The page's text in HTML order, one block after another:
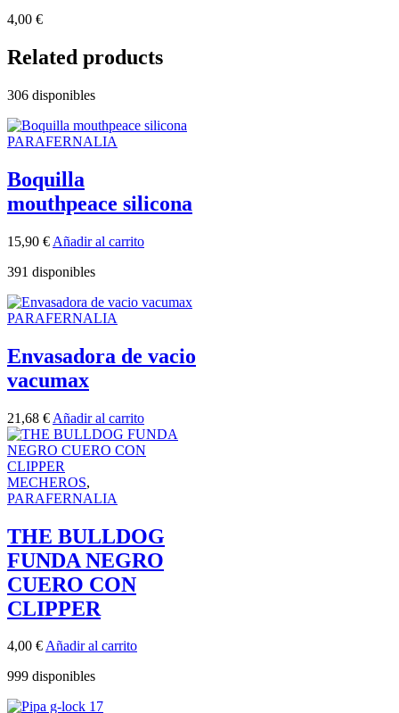
4,00 €
Related products
306 disponibles
PARAFERNALIA
Boquilla
mouthpeace silicona
15,90 € Añadir al carrito
391 disponibles
PARAFERNALIA
Envasadora de vacio
vacumax
21,68 € Añadir al carrito
MECHEROS,
PARAFERNALIA
THE BULLDOG
FUNDA NEGRO
CUERO CON
CLIPPER
4,00 €Añadir al carrito
999 disponibles